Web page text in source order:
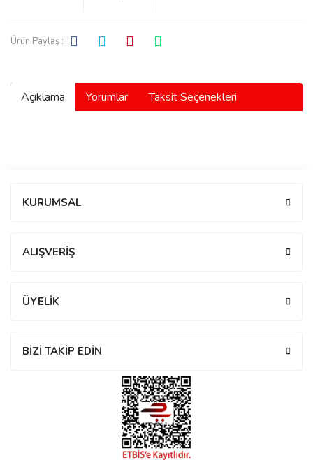
Ürün Paylaş :
Açıklama Yorumlar Taksit Seçenekleri
KURUMSAL
ALIŞVERİŞ
ÜYELİK
BİZİ TAKİP EDİN